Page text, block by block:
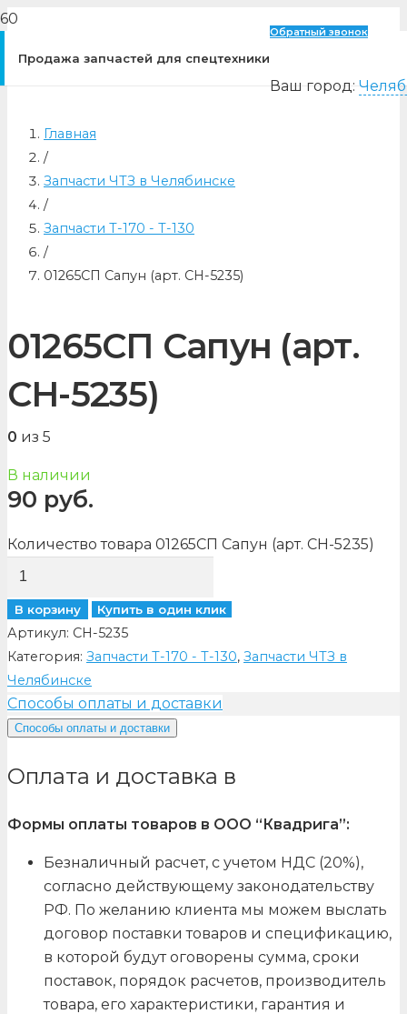
Продажа запчастей для спецтехники
Обратный звонок
Ваш город:
Главная
/
Запчасти ЧТЗ в Челябинске
/
Запчасти Т-170 - Т-130
/
01265СП Сапун (арт. CH-5235)
01265СП Сапун (арт.
CH-5235)
0 из 5
В наличии
90 руб.
Количество товара 01265СП Сапун (арт. CH-5235)
В корзину Купить в один клик
Артикул: CH-5235
Категория: Запчасти Т-170 - Т-130, Запчасти ЧТЗ в
Челябинске
Способы оплаты и доставки
Способы оплаты и доставки
Оплата и доставка в
Формы оплаты товаров в ООО “Квадрига”:
Безналичный расчет, с учетом НДС (20%),
согласно действующему законодательству
РФ. По желанию клиента мы можем выслать
договор поставки товаров и спецификацию,
в которой будут оговорены сумма, сроки
поставок, порядок расчетов, производитель
товара, его характеристики, гарантия и